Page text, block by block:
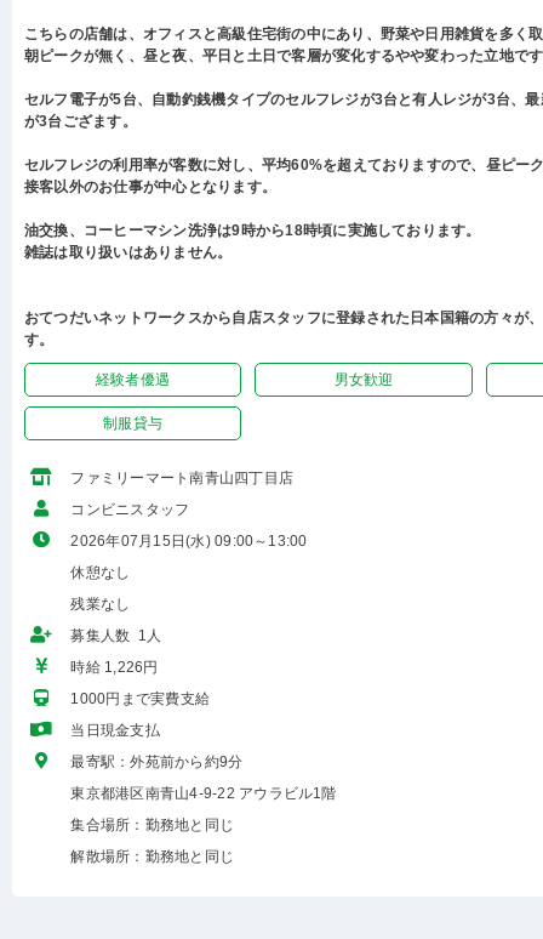
こちらの店舗は、オフィスと高級住宅街の中にあり、野菜や日用雑貨を多く
朝ピークが無く、昼と夜、平日と土日で客層が変化するやや変わった立地で
セルフ電子が5台、自動釣銭機タイプのセルフレジが3台と有人レジが3台、
が3台ござます。
セルフレジの利用率が客数に対し、平均60%を超えておりますので、昼ピー
接客以外のお仕事が中心となります。
油交換、コーヒーマシン洗浄は9時から18時頃に実施しております。
雑誌は取り扱いはありません。
おてつだいネットワークスから自店スタッフに登録された日本国籍の方々が
す。
経験者優遇 男女歓迎
制服貸与
ファミリーマート南青山四丁目店
コンビニスタッフ
2026年07月15日(水) 09:00～13:00
休憩なし
残業なし
募集人数 1人
時給 1,226円
1000円まで実費支給
当日現金支払
最寄駅：外苑前から約9分
東京都港区南青山4-9-22 アウラビル1階
集合場所：勤務地と同じ
解散場所：勤務地と同じ